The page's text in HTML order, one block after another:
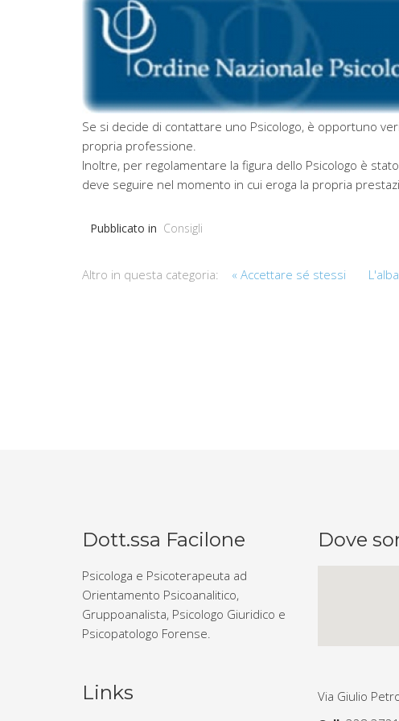
Se si decide di contattare uno Psicologo, è opportuno
propria professione.
Inoltre, per regolamentare la figura dello Psicologo è
deve seguire nel momento in cui eroga la propria
Pubblicato in Consigli
Altro in questa categoria: « Accettare sé stessi
Dott.ssa Facilone
Psicologa e Psicoterapeuta ad
Orientamento Psicoanalitico,
Gruppoanalista, Psicologo Giuridico e
Psicopatologo Forense.
Links
Dove
Via Giulio